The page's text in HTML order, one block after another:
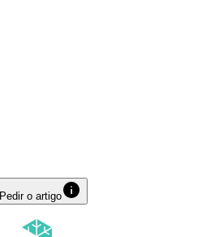
Pedir o artigo